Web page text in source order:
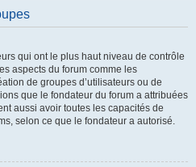
qui ont le plus haut niveau de contrôle
aspects du forum comme les
de groupes d’utilisateurs ou de
que le fondateur du forum a attribuées
aussi avoir toutes les capacités de
selon ce que le fondateur a autorisé.